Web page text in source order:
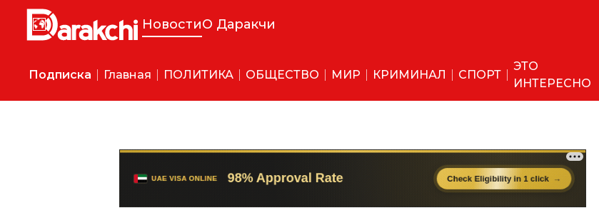
НовостиО Даракчи
Подписка Главная ПОЛИТИКА ОБЩЕСТВО МИР КРИМИНАЛ СПОРТ
ЭТО
ИНТЕРЕСНО